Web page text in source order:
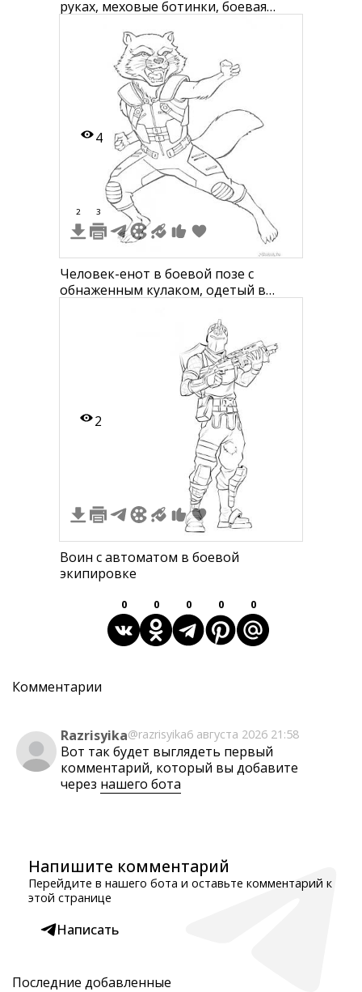
руках, меховые ботинки, боевая
заднем фоне.
4
2 3
Человек-енот в боевой позе с
обнаженным кулаком, одетый в
2
Воин с автоматом в боевой
экипировке
0 0 0 0 0
Комментарии
Razrisyika@razrisyika6 августа 2026 21:58
Вот так будет выглядеть первый
комментарий, который вы добавите
через нашего бота
Напишите комментарий
Перейдите в нашего бота и оставьте комментарий к
этой странице
Написать
Последние добавленные